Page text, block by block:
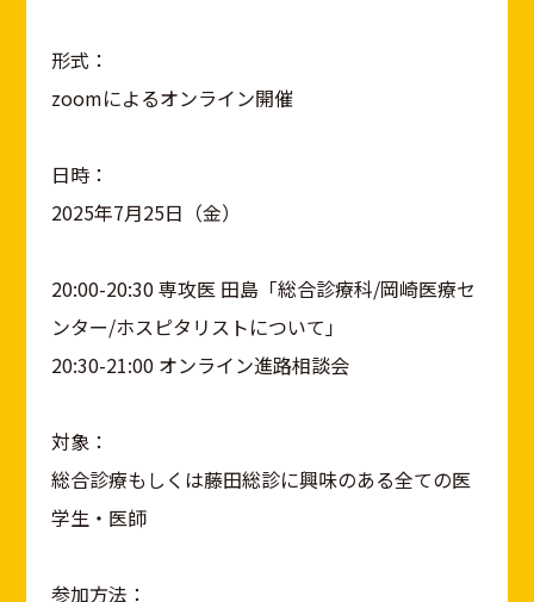
形式：
zoomによるオンライン開催
日時：
2025年7月25日（金）
20:00-20:30 専攻医 田島「総合診療科/岡崎医療セ
ンター/ホスピタリストについて」
20:30-21:00 オンライン進路相談会
対象：
総合診療もしくは藤田総診に興味のある全ての医
学生・医師
参加方法：